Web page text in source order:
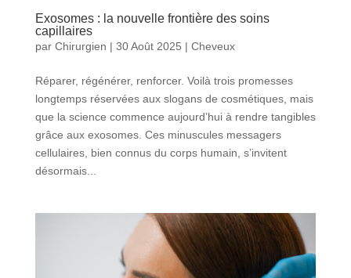
Exosomes : la nouvelle frontière des soins
capillaires
par Chirurgien | 30 Août 2025 | Cheveux
Réparer, régénérer, renforcer. Voilà trois promesses
longtemps réservées aux slogans de cosmétiques, mais
que la science commence aujourd’hui à rendre tangibles
grâce aux exosomes. Ces minuscules messagers
cellulaires, bien connus du corps humain, s’invitent
désormais...